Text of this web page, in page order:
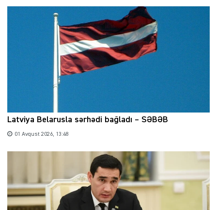
Latviya Belarusla sərhədi bağladı – SƏBƏB
01 Avqust 2026, 13:48